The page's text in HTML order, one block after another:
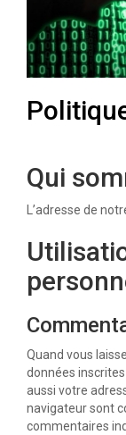
Qui
L’adresse de
Quand vous
données
aussi votre
navigateur sont
commentaires